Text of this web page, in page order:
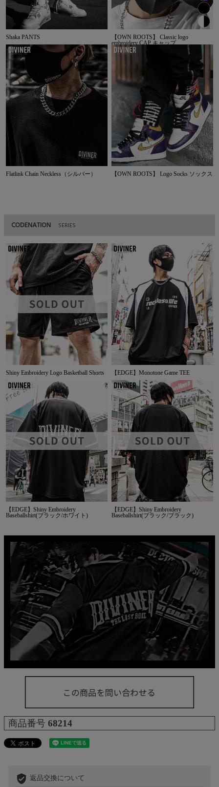
Shaka PANTS
【OWN ROOTS】 Classic logo
embroidery CAP キャップ
Flatlink Chain Neckless（シルバー） 【OWN ROOTS】 Logo Socks ソックス
CODENATION SERIES
Shiny Embroidery Logo Basketball Shorts 【EDGE】Monotone Game TEE
【EDGE】Shiny Embroidery
Baseballshirt(ブラック/ホワイト)
【EDGE】Shiny Embroidery
Baseballshirt(ブラック/ブラック)
商品番号 68214
verified_user 返品交換について